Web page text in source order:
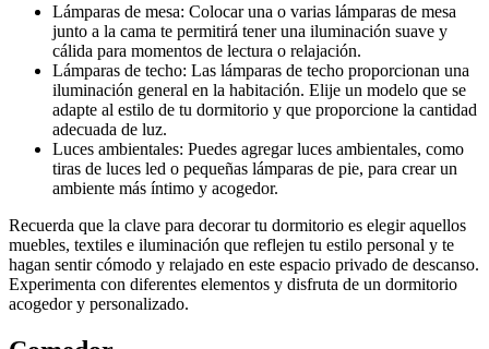
Lámparas de mesa: Colocar una o varias lámparas de mesa
junto a la cama te permitirá tener una iluminación suave y
cálida para momentos de lectura o relajación.
Lámparas de techo: Las lámparas de techo proporcionan una
iluminación general en la habitación. Elije un modelo que se
adapte al estilo de tu dormitorio y que proporcione la cantidad
adecuada de luz.
Luces ambientales: Puedes agregar luces ambientales, como
tiras de luces led o pequeñas lámparas de pie, para crear un
ambiente más íntimo y acogedor.
Recuerda que la clave para decorar tu dormitorio es elegir aquellos
muebles, textiles e iluminación que reflejen tu estilo personal y te
hagan sentir cómodo y relajado en este espacio privado de descanso.
Experimenta con diferentes elementos y disfruta de un dormitorio
acogedor y personalizado.